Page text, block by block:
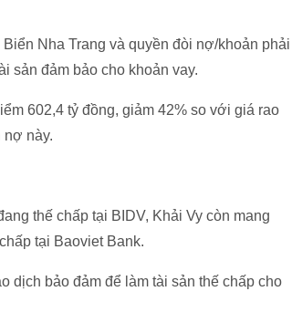
Nha Trang và quyền đòi nợ/khoản phải
sản đảm bảo cho khoản vay.
602,4 tỷ đồng, giảm 42% so với giá rao
nợ này.
thế chấp tại BIDV, Khải Vy còn mang
tại Baoviet Bank.
dịch bảo đảm để làm tài sản thế chấp cho